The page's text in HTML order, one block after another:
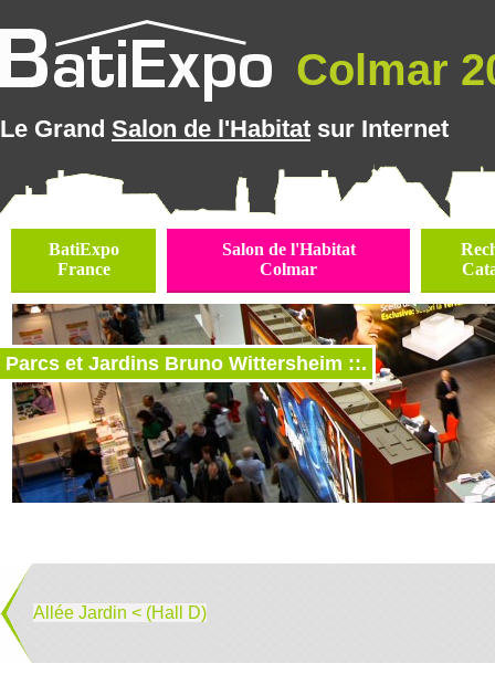
Colmar
Le Grand Salon de l'Habitat sur Internet
BatiExpo
France
Salon de l'Habitat
Colmar
Parcs et Jardins Bruno Wittersheim ::.
Allée Jardin < (Hall D)